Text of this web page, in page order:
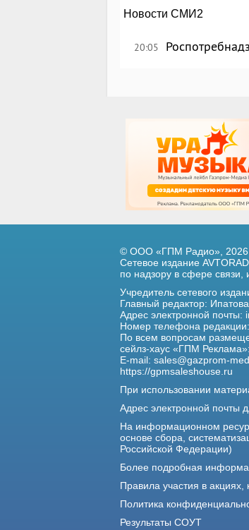
Новости СМИ2
20:05
© ООО «ГПМ Радио», 2026
Сетевое издание
по надзору в сфере связи,
Учредитель сетевого
Главный редактор:
Адрес электронной почты:
Номер телефона
По всем вопросам
сейлз-хаус «ГПМ
E-mail: sales@gazprom-
https://gpmsaleshouse.ru
При использовании
Адрес электронной почты
На информационном
основе сбора,
Российской Федерации)
Более подробная
Правила участия в акциях,
Политика
Результаты СОУТ